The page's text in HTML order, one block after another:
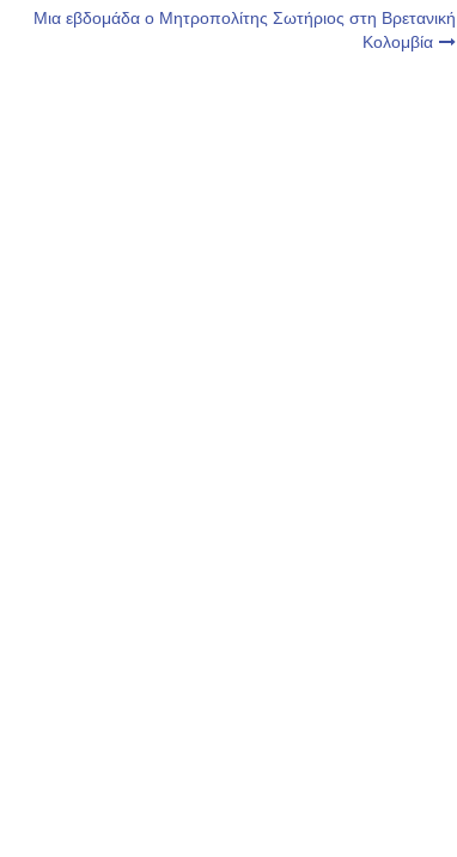
Μια εβδομάδα ο Μητροπολίτης Σωτήριος στη Βρετανική
Κολομβία